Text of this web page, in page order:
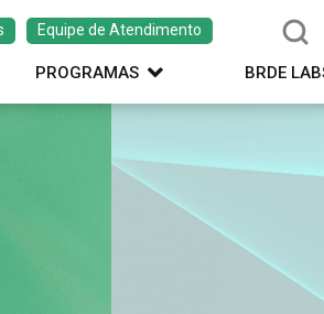
Equipe de Atendimento
PROGRAMAS BRDE